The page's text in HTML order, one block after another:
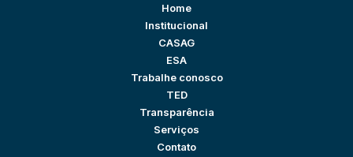
Home
Institucional
CASAG
ESA
Trabalhe conosco
TED
Transparência
Serviços
Contato